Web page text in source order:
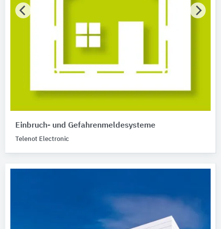
Übertragungseinrichtungen für Einbruchmeldeanlagen
Einbruch- und Gefahrenmeldesysteme
Telenot Electronic